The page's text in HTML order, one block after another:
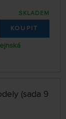
SKLADEM
KOUPIT
(sada 9